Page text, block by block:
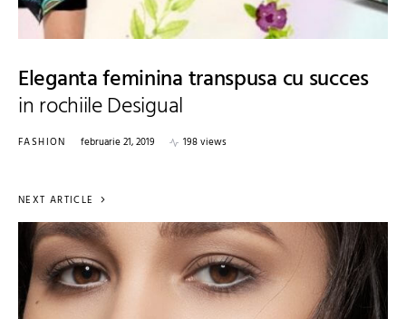
Eleganta feminina transpusa cu succes
in rochiile Desigual
FASHION februarie 21, 2019 198 views
NEXT ARTICLE